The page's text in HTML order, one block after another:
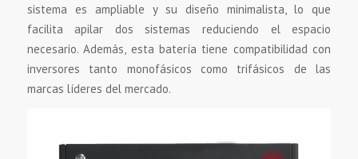
sistema es ampliable y su diseño minimalista, lo que
facilita apilar dos sistemas reduciendo el espacio
necesario. Además, esta batería tiene compatibilidad con
inversores tanto monofásicos como trifásicos de las
marcas líderes del mercado.